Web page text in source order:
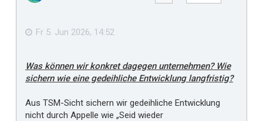
t
m
r
Fr 5. Jun 2026, 14:52
Was können wir konkret dagegen unternehmen? Wie
sichern wie eine gedeihliche Entwicklung langfristig?
Aus TSM-Sicht sichern wir gedeihliche Entwicklung
nicht durch Appelle wie „Seid wieder